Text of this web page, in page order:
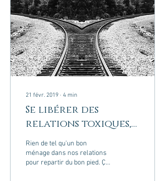
21 févr. 2019 ∙ 4 min
Se libérer des
relations toxiques,
Youpi!!
Rien de tel qu'un bon
ménage dans nos relations
pour repartir du bon pied. Ça